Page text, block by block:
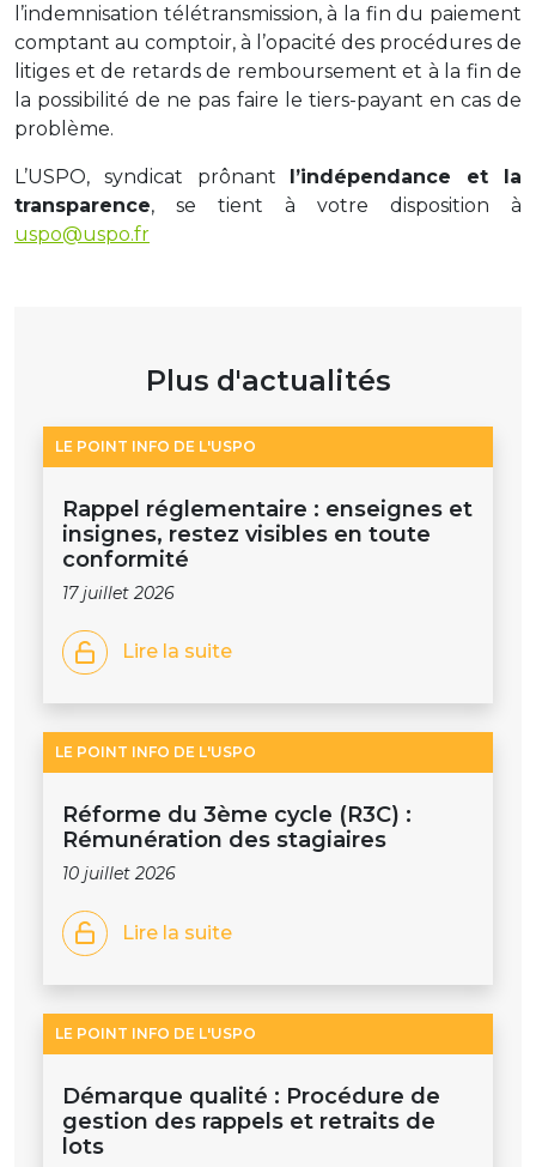
l’indemnisation télétransmission, à la fin du paiement
comptant au comptoir, à l’opacité des procédures de
litiges et de retards de remboursement et à la fin de
la possibilité de ne pas faire le tiers-payant en cas de
problème.
L’USPO, syndicat prônant l’indépendance et la
transparence, se tient à votre disposition à
uspo@uspo.fr
Plus d'actualités
LE POINT INFO DE L'USPO
Rappel réglementaire : enseignes et
insignes, restez visibles en toute
conformité
17 juillet 2026
Lire la suite
LE POINT INFO DE L'USPO
Réforme du 3ème cycle (R3C) :
Rémunération des stagiaires
10 juillet 2026
Lire la suite
LE POINT INFO DE L'USPO
Démarque qualité : Procédure de
gestion des rappels et retraits de
lots